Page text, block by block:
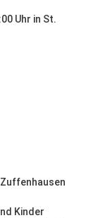
Uhr in St.
Kinder